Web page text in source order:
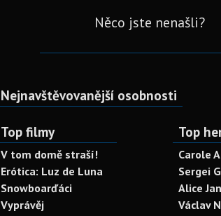
Něco jste nenašli?
Nejnavštěvovanější osobnosti
Top filmy
V tom domě straší!
Erótica: Luz de Luna
Snowboarďáci
Vyprávěj
Top
Carole
Sergei
Alice
Václav